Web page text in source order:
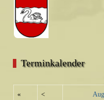
Terminkalender
« <